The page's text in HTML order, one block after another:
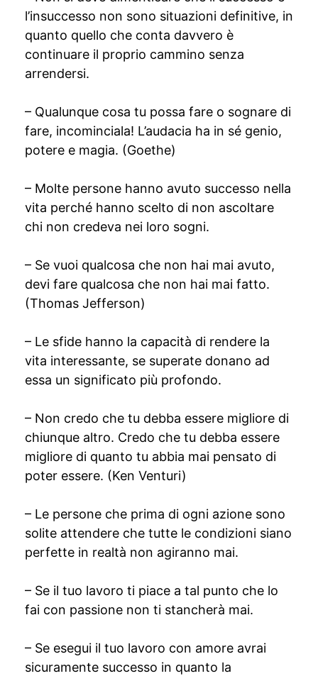
l’insuccesso non sono situazioni definitive, in
quanto quello che conta davvero è
continuare il proprio cammino senza
arrendersi.
– Qualunque cosa tu possa fare o sognare di
fare, incominciala! L’audacia ha in sé genio,
potere e magia. (Goethe)
– Molte persone hanno avuto successo nella
vita perché hanno scelto di non ascoltare
chi non credeva nei loro sogni.
– Se vuoi qualcosa che non hai mai avuto,
devi fare qualcosa che non hai mai fatto.
(Thomas Jefferson)
– Le sfide hanno la capacità di rendere la
vita interessante, se superate donano ad
essa un significato più profondo.
– Non credo che tu debba essere migliore di
chiunque altro. Credo che tu debba essere
migliore di quanto tu abbia mai pensato di
poter essere. (Ken Venturi)
– Le persone che prima di ogni azione sono
solite attendere che tutte le condizioni siano
perfette in realtà non agiranno mai.
– Se il tuo lavoro ti piace a tal punto che lo
fai con passione non ti stancherà mai.
– Se esegui il tuo lavoro con amore avrai
sicuramente successo in quanto la